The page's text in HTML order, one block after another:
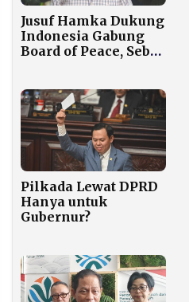
Jusuf Hamka Dukung
Indonesia Gabung
Board of Peace, Sebut
Pilkada Lewat DPRD
Hanya untuk
Gubernur?